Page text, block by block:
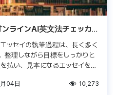
ラインAI英文法チェッカー
ッセイの執筆過程は、長く多く
整理しながら目標をしっかりと
払い、見本になるエッセイを探
04日 10,273